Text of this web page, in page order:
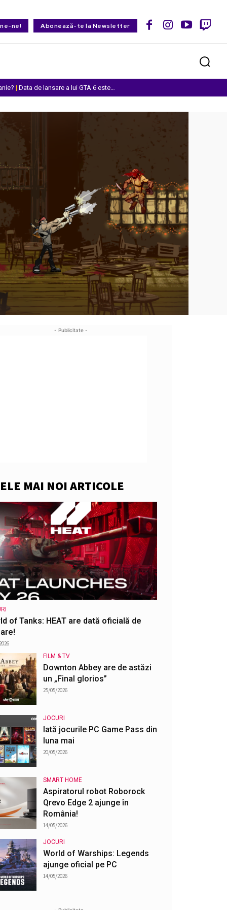
ne! Abonează-te la Newsletter
| Data de lansare a lui GTA 6 este…
- Publicitate -
MAI NOI ARTICOLE
of Tanks: HEAT are dată oficială de
FILM & TV
Downton Abbey are de astăzi
un „Final glorios”
25/05/2026
JOCURI
Iată jocurile PC Game Pass din
luna mai
20/05/2026
SMART HOME
Aspiratorul robot Roborock
Qrevo Edge 2 ajunge în
România!
14/05/2026
JOCURI
World of Warships: Legends
ajunge oficial pe PC
14/05/2026